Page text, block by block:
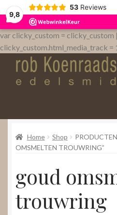
9,8
53 Reviews
var clicky_custom = clicky_custom
clicky_custom.html_media_track =
Home
WebShop
Contact
Home Shop
OMSMELTEN TROUWRING”
goud
trouwring